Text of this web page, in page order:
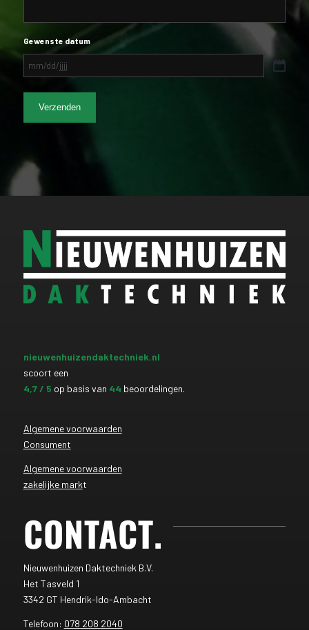
Gewenste datum
MM
nieuwenhuizendaktechniek.nl
scoort een
4,7 / 5 op basis van 44 beoordelingen.
Algemene voorwaarden
Consument
Algemene voorwaarden
zakelijke markt
CONTACT.
Nieuwenhuizen Daktechniek B.V.
Het Tasveld 1
3342 GT Hendrik-Ido-Ambacht
Telefoon: 078 208 2040